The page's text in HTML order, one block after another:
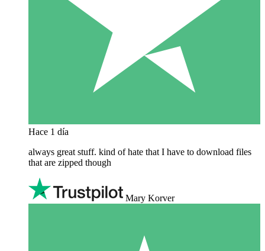
Hace 1 día
always great stuff. kind of hate that I have to download files
that are zipped though
Mary Korver